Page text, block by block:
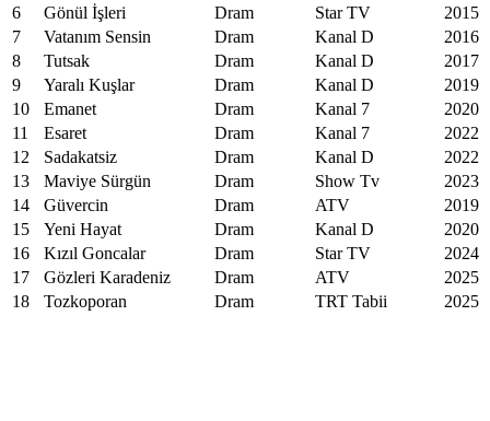
6
Gönül İşleri Dram Star TV
2015
7
Vatanım Sensin Dram Kanal D
2016
8
Tutsak Dram Kanal D
2017
9
Yaralı Kuşlar Dram Kanal D
2019
10
Emanet Dram Kanal 7
2020
11
Esaret Dram Kanal 7
2022
12
Sadakatsiz Dram Kanal D
2022
13
Maviye Sürgün Dram Show Tv
2023
14
Güvercin Dram ATV
2019
15
Yeni Hayat Dram Kanal D
2020
16
Kızıl Goncalar Dram Star TV
2024
17
Gözleri Karadeniz Dram ATV
2025
18
Tozkoporan Dram TRT Tabii 2025